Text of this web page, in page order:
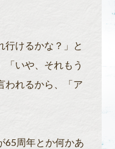
行けるかな？」と
「いや、それもう
われるから、「ア
65周年とか何かあ